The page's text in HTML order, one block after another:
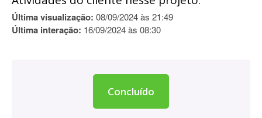
Última visualização: 08/09/2024 às 21:49
Última interação: 16/09/2024 às 08:30
Concluído